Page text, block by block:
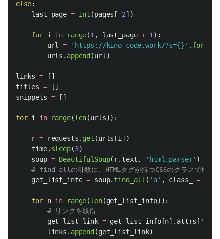
else:
last_page = int (pages [ -2])
for i in range(1 , last_page + 1 ):
url
= ' https://kino-code.work/?s={} ' . format
urls . append (url )
links =
[]
titles =
[]
snippets = []
for i in range(len(urls)):
r = requests . get (urls [i ])
time. sleep(3)
soup = BeautifulSoup( r. text , ' html.parser' )
get_list_info = soup. find_all ( ' a' , class_ =
for n in range(len(get_list_info)):
get_list_link = get_list_info [n]. attrs [ '
links . append (get_list_link)